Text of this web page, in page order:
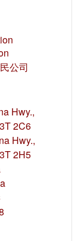
公司
Hwy.,
2C6
Hwy.,
2H5